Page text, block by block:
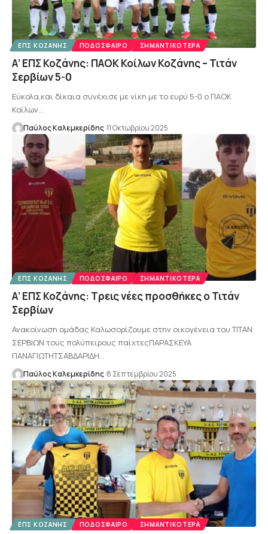
ΕΠΣ ΚΟΖΆΝΗΣ ΠΟΔΌΣΦΑΙΡΟ ΣΗΜΑΝΤΙΚΌΤΕΡΑ
Α’ ΕΠΣ Κοζάνης: ΠΑΟΚ Κοίλων Κοζάνης – Τιτάν
Σερβίων 5-0
Εύκολα,και δίκαια συνέχισε με νίκη με το ευρύ 5-0 ο ΠΑΟΚ
Κοίλων…
Παύλος Καλεμκερίδης 11 Οκτωβρίου 2025
ΕΠΣ ΚΟΖΆΝΗΣ ΠΟΔΌΣΦΑΙΡΟ ΣΗΜΑΝΤΙΚΌΤΕΡΑ
Α’ ΕΠΣ Κοζάνης: Τρεις νέες προσθήκες ο Τιτάν
Σερβίων
Ανακοίνωση ομάδας Καλωσορίζουμε στην οικογένεια του ΤΙΤΑΝ
ΣΕΡΒΙΩΝ τoυς πολύπειρους παίχτεςΠΑΡΑΣΚΕΥΑ
ΠΑΝΑΓΙΩΤΗΤΣΑΒΔΑΡΙΔΗ…
Παύλος Καλεμκερίδης 8 Σεπτεμβρίου 2025
ΕΠΣ ΚΟΖΆΝΗΣ ΠΟΔΌΣΦΑΙΡΟ ΣΗΜΑΝΤΙΚΌΤΕΡΑ